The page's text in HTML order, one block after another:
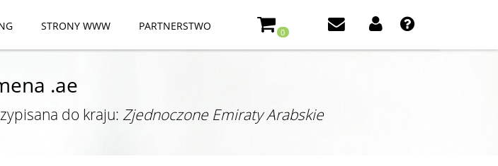
STRONY WWW PARTNERSTWO 0
.ae
do kraju: Zjednoczone Emiraty Arabskie